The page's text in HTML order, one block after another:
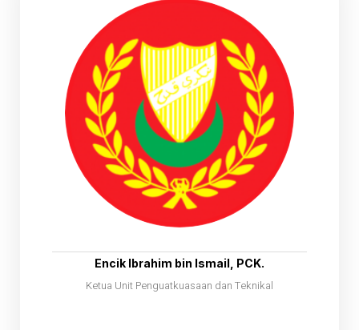
Encik Ibrahim bin Ismail, PCK.
Ketua Unit Penguatkuasaan dan Teknikal